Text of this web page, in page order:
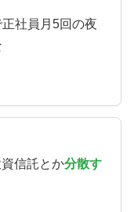
社員月5回の夜
信託とか分散す